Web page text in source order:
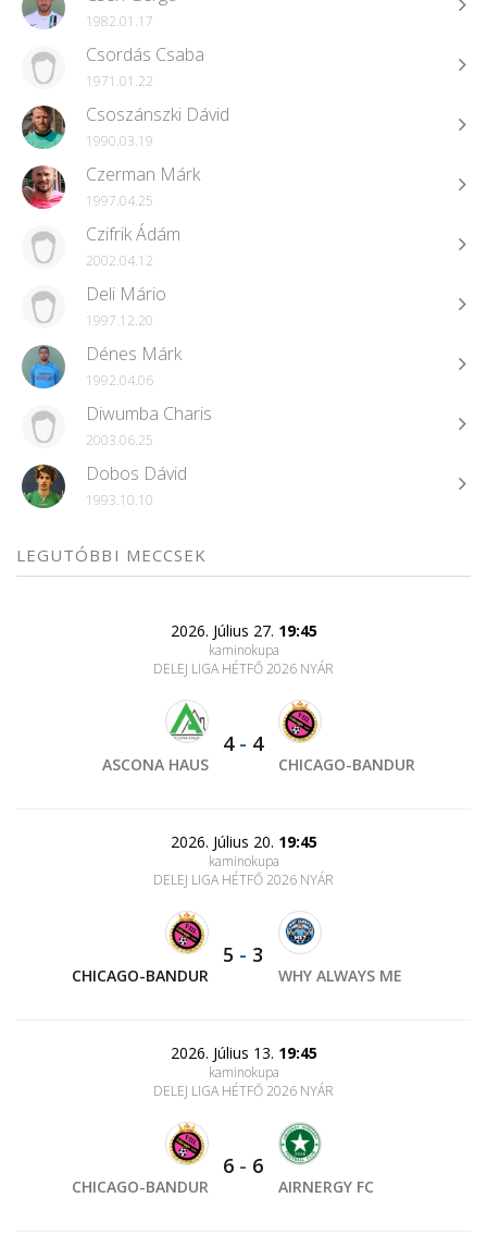
1982.01.17
Csordás Csaba
1971.01.22
Csoszánszki Dávid
1990.03.19
Czerman Márk
1997.04.25
Czifrik Ádám
2002.04.12
Deli Mário
1997.12.20
Dénes Márk
1992.04.06
Diwumba Charis
2003.06.25
Dobos Dávid
1993.10.10
LEGUTÓBBI MECCSEK
2026. Július 27. 19:45
kaminokupa
DELEJ LIGA HÉTFŐ 2026 NYÁR
ASCONA HAUS
4- 4
CHICAGO-BANDUR
2026. Július 20. 19:45
kaminokupa
DELEJ LIGA HÉTFŐ 2026 NYÁR
CHICAGO-BANDUR
5 - 3
WHY ALWAYS ME
2026. Július 13. 19:45
kaminokupa
DELEJ LIGA HÉTFŐ 2026 NYÁR
CHICAGO-BANDUR
6 - 6
AIRNERGY FC